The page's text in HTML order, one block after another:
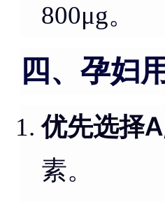
800μg。
四、孕妇
优先选择
素。